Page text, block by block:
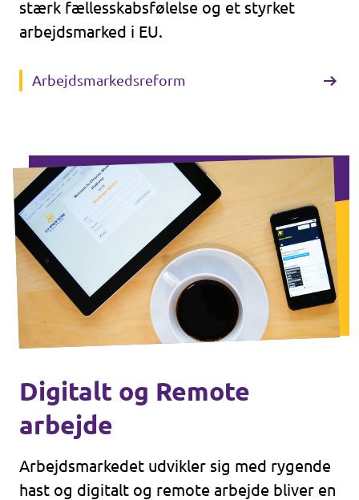
stærk fællesskabsfølelse og et styrket
arbejdsmarked i EU.
Arbejdsmarkedsreform
Digitalt og Remote
arbejde
Arbejdsmarkedet udvikler sig med rygende
hast og digitalt og remote arbejde bliver en